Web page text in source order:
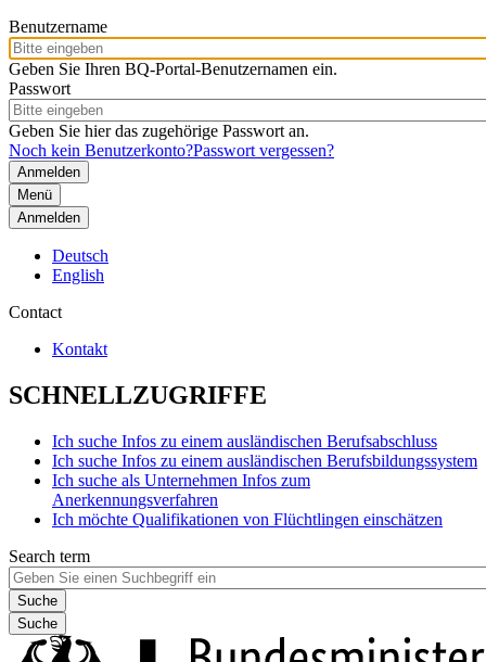
Benutzername
Geben Sie Ihren BQ-Portal-Benutzernamen ein.
Passwort
Geben Sie hier das zugehörige Passwort an.
Noch kein Benutzerkonto?Passwort vergessen?
Menü
Anmelden
Deutsch
English
Contact
Kontakt
SCHNELLZUGRIFFE
Ich suche Infos zu einem ausländischen Berufsabschluss
Ich suche Infos zu einem ausländischen Berufsbildungssystem
Ich suche als Unternehmen Infos zum
Anerkennungsverfahren
Ich möchte Qualifikationen von Flüchtlingen einschätzen
Search term
Suche